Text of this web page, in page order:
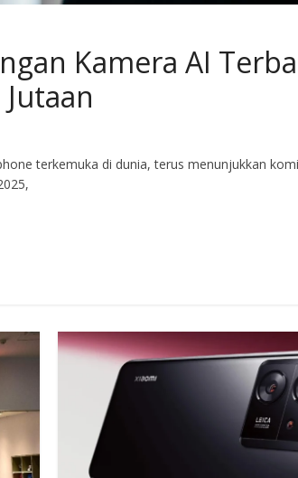
Kamera AI
terkemuka di dunia, terus menunjukkan